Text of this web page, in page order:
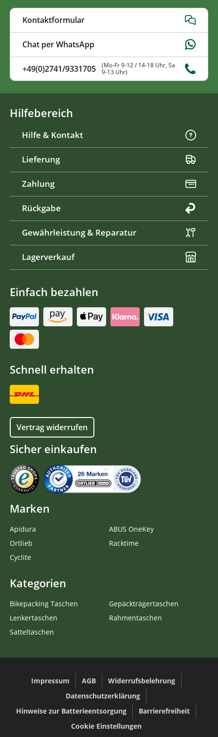
Kontaktformular
Chat per WhatsApp
+49(0)2741/9331705
(Mo-Fr 9-12 / 14-18 Uhr, Sa
9-13 Uhr)
Hilfebereich
Hilfe & Kontakt
Lieferung
Zahlung
Rückgabe
Gewährleistung & Reparatur
Lagerverkauf
Einfach bezahlen
Schnell erhalten
Vertrag widerrufen
Sicher einkaufen
Marken
Apidura
Ortlieb
Cyclite
ABUS OneKey
Racktime
Kategorien
Bikepacking Taschen
Lenkertaschen
Satteltaschen
Gepäckträgertaschen
Rahmentaschen
Impressum AGB
Widerrufsbelehrung
Datenschutzerklärung
Hinweise zur Batterieentsorgung
Barrierefreiheit
Cookie Einstellungen